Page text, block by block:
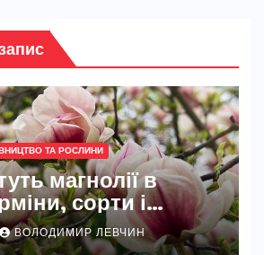
ТА РОСЛИНИ
магнолії в
сорти і
місця
ВОЛОДИМИР ЛЕВЧИН